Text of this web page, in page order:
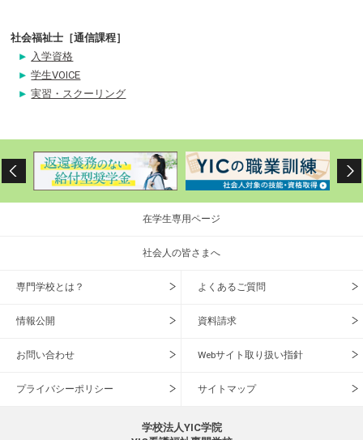
社会福祉士［通信課程］
入学資格
学生VOICE
実習・スクーリング
在学生専用ページ
社会人の皆さまへ
専門学校とは？ よくあるご質問
情報公開 資料請求
お問い合わせ Webサイト取り扱い指針
プライバシーポリシー サイトマップ
学校法人YIC学院